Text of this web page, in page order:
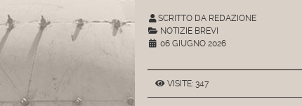
SCRITTO DA REDAZIONE
NOTIZIE BREVI
06 GIUGNO 2026
VISITE: 347